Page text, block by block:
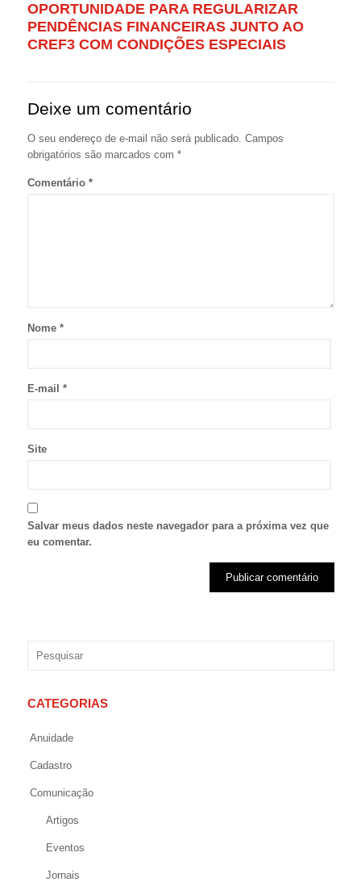
OPORTUNIDADE PARA REGULARIZAR
PENDÊNCIAS FINANCEIRAS JUNTO AO
CREF3 COM CONDIÇÕES ESPECIAIS
Deixe um comentário
O seu endereço de e-mail não será publicado. Campos
obrigatórios são marcados com *
Comentário *
Nome *
E-mail *
Site
Salvar meus dados neste navegador para a próxima vez que
eu comentar.
CATEGORIAS
Anuidade
Cadastro
Comunicação
Artigos
Eventos
Jornais